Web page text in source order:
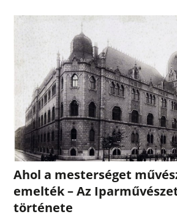
Ahol a mesterséget
emelték – Az
története